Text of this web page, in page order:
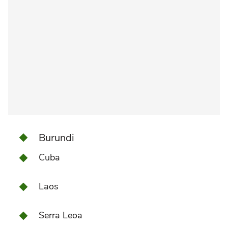
Burundi
Cuba
Laos
Serra Leoa